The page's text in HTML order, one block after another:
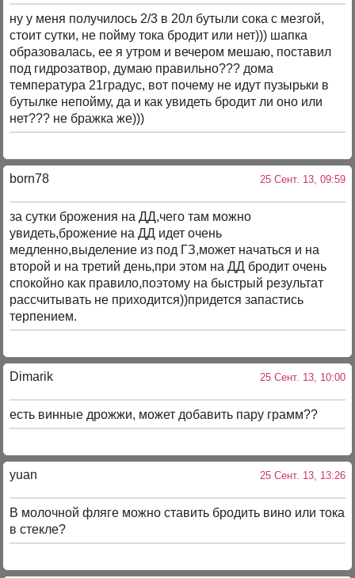
ну у меня получилось 2/3 в 20л бутыли сока с мезгой,
стоит сутки, не пойму тока бродит или нет))) шапка
образовалась, ее я утром и вечером мешаю, поставил
под гидрозатвор, думаю правильно??? дома
температура 21градус, вот почему не идут пузырьки в
бутылке непойму, да и как увидеть бродит ли оно или
нет??? не бражка же)))
born78 25 Сент. 13, 09:59
за сутки брожения на ДД,чего там можно
увидеть,брожение на ДД идет очень
медленно,выделение из под ГЗ,может начаться и на
второй и на третий день,при этом на ДД бродит очень
спокойно как правило,поэтому на быстрый результат
рассчитывать не приходится))придется запастись
терпением.
Dimarik 25 Сент. 13, 10:00
есть винные дрожжи, может добавить пару грамм??
yuan 25 Сент. 13, 13:26
В молочной фляге можно ставить бродить вино или тока
в стекле?